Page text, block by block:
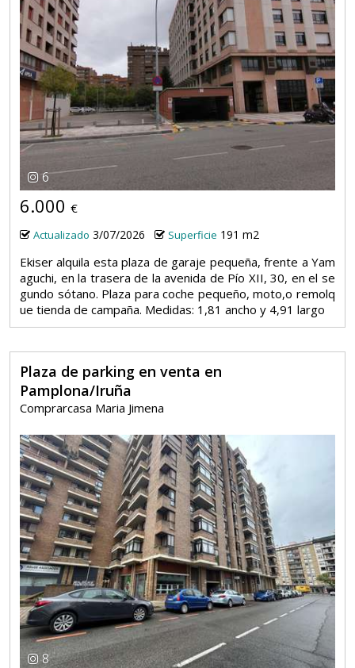
6
6.000 €
Actualizado 3/07/2026 Superficie 191 m2
Ekiser alquila esta plaza de garaje pequeña, frente a Yam
aguchi, en la trasera de la avenida de Pío XII, 30, en el se
gundo sótano. Plaza para coche pequeño, moto,o remolq
ue tienda de campaña. Medidas: 1,81 ancho y 4,91 largo
Plaza de parking en venta en
Pamplona/Iruña
Comprarcasa Maria Jimena
8